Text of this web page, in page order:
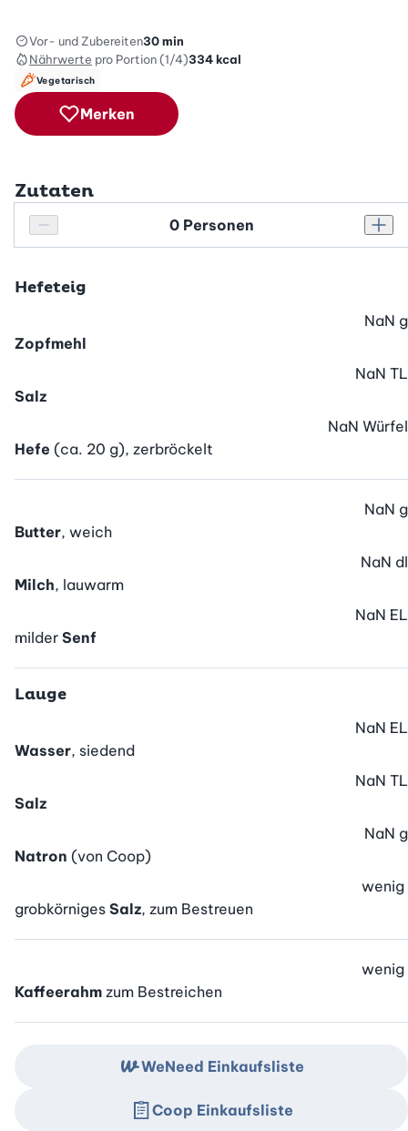
Vor- und Zubereiten30 min
Nährwerte pro Portion (1/4)334kcal
Vegetarisch
Merken
Zutaten
Personenanzahl verringern
Personenanzahl
Hefeteig
Zopfmehl
NaN g
Salz
NaN TL
Hefe (ca. 20 g), zerbröckelt
NaN Würfel
Butter, weich
NaN g
Milch, lauwarm
NaN dl
milder Senf
NaN EL
Lauge
Wasser, siedend
NaN EL
Salz
NaN TL
Natron (von Coop)
NaN g
grobkörniges Salz, zum Bestreuen
wenig
Kaffeerahm zum Bestreichen
wenig
WeNeed Einkaufsliste
Coop Einkaufsliste